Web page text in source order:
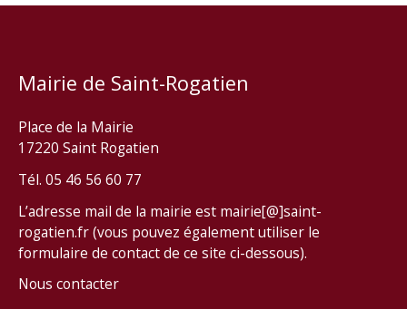
Mairie de Saint-Rogatien
Place de la Mairie
17220 Saint Rogatien
Tél. 05 46 56 60 77
L’adresse mail de la mairie est mairie[@]saint-
rogatien.fr (vous pouvez également utiliser le
formulaire de contact de ce site ci-dessous).
Nous contacter